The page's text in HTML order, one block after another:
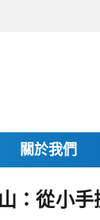
關於我們
從小手